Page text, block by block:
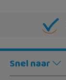
Snel naar